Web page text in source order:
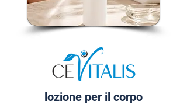
lozione per il corpo